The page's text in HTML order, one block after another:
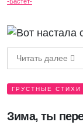
Читать далее
ГРУСТНЫЕ СТИХИ
Зима, ты